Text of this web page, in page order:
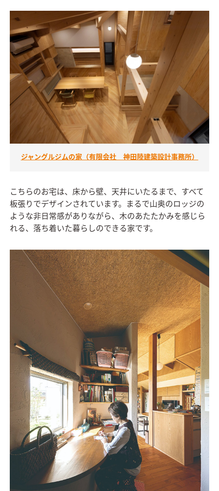
ジャングルジムの家（有限会社 神田陸建築設計事務所）
こちらのお宅は、床から壁、天井にいたるまで、すべて
板張りでデザインされています。まるで山奥のロッジの
ような非日常感がありながら、木のあたたかみを感じら
れる、落ち着いた暮らしのできる家です。